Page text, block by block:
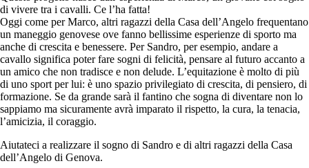
di vivere tra i cavalli. Ce l’ha fatta!
Oggi come per Marco, altri ragazzi della Casa dell’Angelo frequentano
un maneggio genovese ove fanno bellissime esperienze di sporto ma
anche di crescita e benessere. Per Sandro, per esempio, andare a
cavallo significa poter fare sogni di felicità, pensare al futuro accanto a
un amico che non tradisce e non delude. L’equitazione è molto di più
di uno sport per lui: è uno spazio privilegiato di crescita, di pensiero, di
formazione. Se da grande sarà il fantino che sogna di diventare non lo
sappiamo ma sicuramente avrà imparato il rispetto, la cura, la tenacia,
l’amicizia, il coraggio.
Aiutateci a realizzare il sogno di Sandro e di altri ragazzi della Casa
dell’Angelo di Genova.